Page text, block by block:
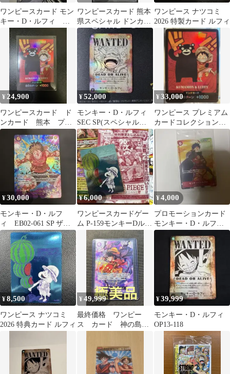
ワンピースカード モン
キー・D・ルフィ
ワンピースカード 熊本
県スペシャル ドンカー
ド ルフィ PSA9
ワンピース ナツコミ
2026 特製カード ルフィ
¥ 24,900
ワンピースカード ド
ンカード 熊本 プロ
モ ルフィ
¥52,000
モンキー・D・ルフィ
SEC SP(スペシャルカ
ード) 手配書 OP05-119
¥33,000
ワンピース プレミアム
カードコレクション
熊本復興スペシャル
¥30,000
モンキー・D・ルフ
ィ EB02-061 SP ザベ
スト2 スペシャルカー
ド
¥6,000
ワンピースカードゲー
ム P-159モンキーDルフ
ィ ＆ナツコミカード
¥4,000
プロモーションカード
モンキー・D・ルフィ
(超新星/麦わらの一味)
¥8,500
ワンピース ナツコミ
2026 特典カード ルフィ
¥49,999
最終価格 ワンピー
ス カード 神の島の
¥39,999
モンキー・D・ルフィ
OP13-118